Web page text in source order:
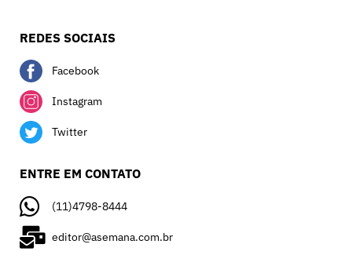
REDES SOCIAIS
Facebook
Instagram
Twitter
ENTRE EM CONTATO
(11)4798-8444
editor@asemana.com.br